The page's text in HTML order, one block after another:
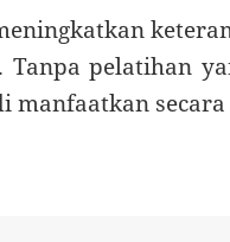
pelatihan
manfaatkan